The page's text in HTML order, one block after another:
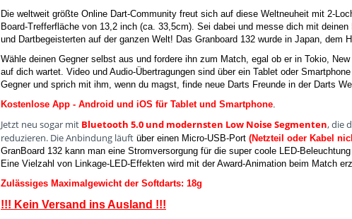
Die weltweit größte Online Dart-Community freut sich auf diese Weltneuheit mit 2-
Board-Trefferfläche von 13,2 inch (ca. 33,5cm). Sei dabei und messe dich mit
und Dartbegeisterten auf der ganzen Welt! Das Granboard 132 wurde in Japan, dem
Wähle deinen Gegner selbst aus und fordere ihn zum Match, egal ob er in Tokio,
auf dich wartet. Video und Audio-Übertragungen sind über ein Tablet oder
Gegner und sprich mit ihm, wenn du magst, finde neue Darts Freunde in der Darts
Kostenlose App - Android und iOS für Tablet und Smartphone
Jetzt neu sogar mit Bluetooth 5.0 und modernsten Low Noise Segmenten, die
reduzieren. Die Anbindung läuft übereinen Micro-USB-Port (Netzteil oder Kabel
GranBoard 132 kann man eine Stromversorgung für die super coole LED-
Eine Vielzahl von Linkage-LED-Effekten wird mit der Award-Animation beim Match
Zulässiges Maximalgewicht der Softdarts: 18g
!!! Kein Versand ins Ausland !!!